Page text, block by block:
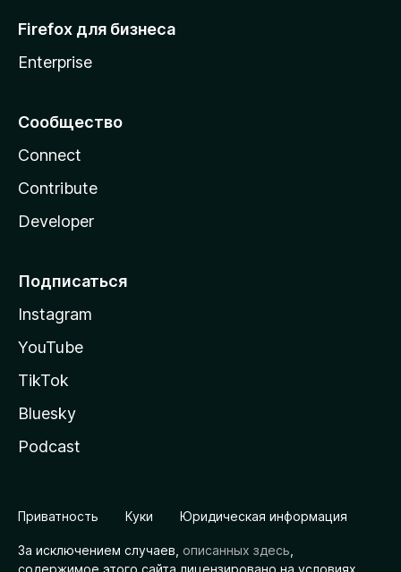
Firefox для бизнеса
Enterprise
Сообщество
Connect
Contribute
Developer
Подписаться
Instagram
YouTube
TikTok
Bluesky
Podcast
Приватность Куки Юридическая информация
За исключением случаев, описанных здесь
содержимое этого сайта лицензировано на условиях